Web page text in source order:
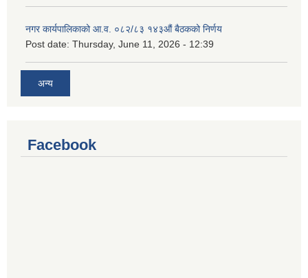
नगर कार्यपालिकाको आ.व. ०८२/८३ १४३औं बैठकको निर्णय
Post date: Thursday, June 11, 2026 - 12:39
अन्य
Facebook